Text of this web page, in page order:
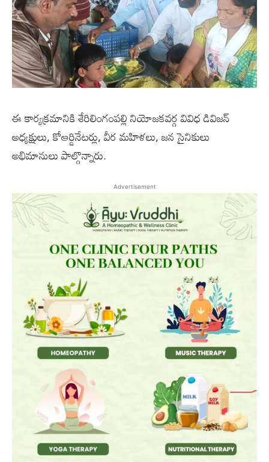
ఈ కార్యక్రమానికి శేరిలింగంపల్లి నియోజకవర్గ వివిధ డివిజన్
అధ్యక్షులు, కోఆర్డినేటర్లు, వీర మహిళలు, జన సైనికులు
అభిమానులు పాల్గొన్నారు.
Advertisement